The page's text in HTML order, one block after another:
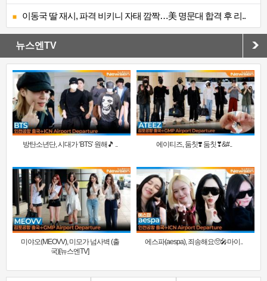
이동국 딸 재시, 파격 비키니 자태 깜짝…美 명문대 합격 후 리..
뉴스엔TV
방탄소년단, 시대가 ‘BTS’ 원해🎵 .. 에이티즈, 둠칫❣️ 둠칫❣&#..
미야오(MEOVV), 미모가 넘사벽 (출
국)[뉴스엔TV]
에스파(aespa), 죄송해요🥺🎤마이..